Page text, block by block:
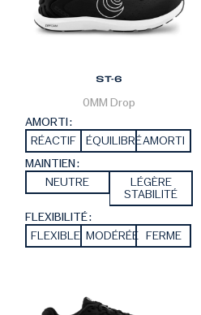
ST-6
0MM Drop
AMORTI :
RÉACTIF
ÉQUILIBRÉAMORTI
MAINTIEN :
NEUTRE
LÉGÈRE
STABILITÉ
FLEXIBILITÉ :
FLEXIBLE MODÉRÉE FERME